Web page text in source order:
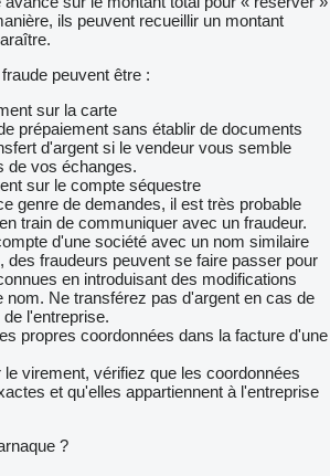
ils peuvent recueillir un montant
peuvent être :
sur la carte
prépaiement sans établir de documents
d'argent si le vendeur vous semble
de vos échanges.
sur le compte séquestre
genre de demandes, il est très probable
train de communiquer avec un fraudeur.
d'une société avec un nom similaire
des fraudeurs peuvent se faire passer pour
en introduisant des modifications
nom. Ne transférez pas d'argent en cas de
l'entreprise.
propres coordonnées dans la facture d'une
virement, vérifiez que les coordonnées
et qu'elles appartiennent à l'entreprise
?